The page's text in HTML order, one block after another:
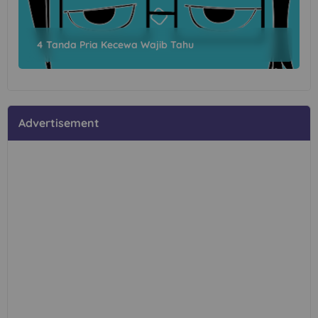
4 Tanda Pria Kecewa Wajib Tahu
Advertisement